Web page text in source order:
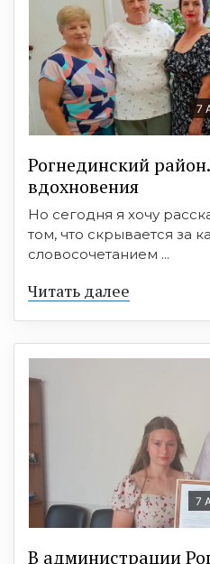
7
Рогнединский
вдохновения
Но сегодня я хочу
том, что скрывается за
словосочетанием ...
Читать далее
7
В администрации